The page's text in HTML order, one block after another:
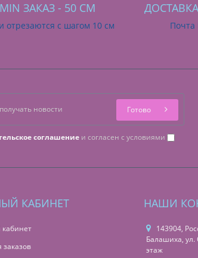
MIN ЗАКАЗ - 50 СМ
отрезаются с шагом 10 см Почта
соглашениеи согласен с условиями
Готово
КАБИНЕТ
заказов
НАШИ
143904,
Балашиха, ул.
этаж